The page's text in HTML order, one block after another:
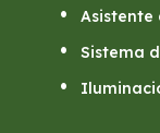
Asistente
Sistema